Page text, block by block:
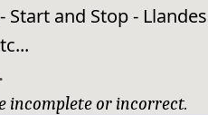
and Stop -
incomplete or incorrect.